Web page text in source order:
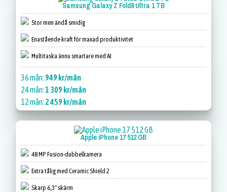
Samsung Galaxy Z Fold8 Ultra 1 TB
Stor men ändå smidig
Enastående kraft för maxad produktivitet
Multitaska ännu smartare med AI
36 mån: 949 kr/mån
24 mån:1 309 kr/mån
12 mån:2 459 kr/mån
Apple iPhone 17 512 GB
48 MP Fusion-dubbelkamera
Extra tålig med Ceramic Shield 2
Skarp 6,3" skärm